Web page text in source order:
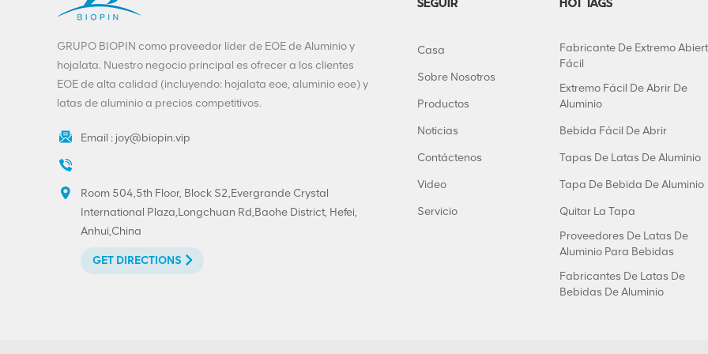
GRUPO BIOPIN como proveedor líder de EOE de Aluminio y
hojalata. Nuestro negocio principal es ofrecer a los clientes
EOE de alta calidad (incluyendo: hojalata eoe, aluminio eoe) y
latas de aluminio a precios competitivos.
Email : joy@biopin.vip
Room 504,5th Floor, Block S2,Evergrande Crystal
International Plaza,Longchuan Rd,Baohe District, Hefei,
Anhui,China
GET DIRECTIONS
SEGUIR
Casa
Sobre Nosotros
Productos
Noticias
Contáctenos
Video
Servicio
HOT TAGS
Fabricante De Extremo
Fácil
Extremo Fácil De Abrir De
Aluminio
Bebida Fácil De Abrir
Tapas De Latas De Aluminio
Tapa De Bebida De Aluminio
Quitar La Tapa
Proveedores De Latas De
Aluminio Para Bebidas
Fabricantes De Latas De
Bebidas De Aluminio